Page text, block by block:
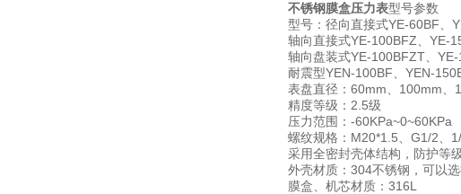
不锈钢膜盒压力表型号参数
型号：径向直接式YE-60BF、
轴向直接式YE-100BFZ、 YE-
轴向盘装式YE-100BFZT、
耐震型YEN-100BF、 YEN-
表盘直径： 60mm、 100mm、
精度等级： 2.5级
压力范围： -60KPa~0~60KPa
螺纹规格： M20*1.5、 G1/2、
采用全密封壳体结构，防护等
外壳材质： 304不锈钢，可以
膜盒、机芯材质： 316L